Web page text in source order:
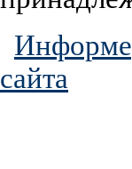
сайта